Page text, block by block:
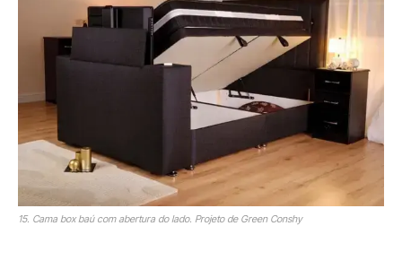
15. Cama box baú com abertura do lado. Projeto de Green Conshy